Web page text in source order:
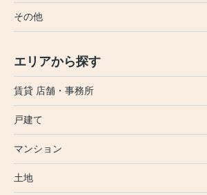
その他
エリアから探す
賃貸 店舗・事務所
戸建て
マンション
土地